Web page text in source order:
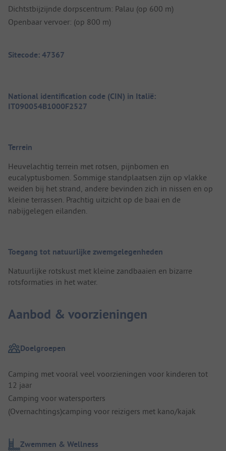
Dichtstbijzijnde dorpscentrum: Palau (op 600 m)
Openbaar vervoer: (op 800 m)
Sitecode: 47367
National identification code (CIN) in Italië:
IT090054B1000F2527
Terrein
Heuvelachtig terrein met rotsen, pijnbomen en
eucalyptusbomen. Sommige standplaatsen zijn op vlakke
weiden bij het strand, andere bevinden zich in nissen en op
kleine terrassen. Prachtig uitzicht op de baai en de
nabijgelegen eilanden.
Toegang tot natuurlijke zwemgelegenheden
Natuurlijke rotskust met kleine zandbaaien en bizarre
rotsformaties in het water.
Aanbod & voorzieningen
Doelgroepen
Camping met vooral veel voorzieningen voor kinderen tot
12 jaar
Camping voor watersporters
(Overnachtings)camping voor reizigers met kano/kajak
Zwemmen & Wellness